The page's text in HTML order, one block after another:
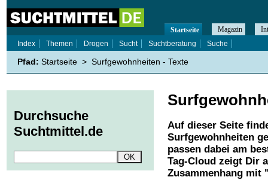
Auf dieser Seite
Surfgewohnheiten
passen dabei am
Tag-Cloud zeigt Dir
Zusammenhang mit
Startseite Magazin
Index
Themen Drogen Sucht Suchtberatung Suche
Pfad: Startseite > Surfgewohnheiten - Texte
Durchsuche
Suchtmittel.de